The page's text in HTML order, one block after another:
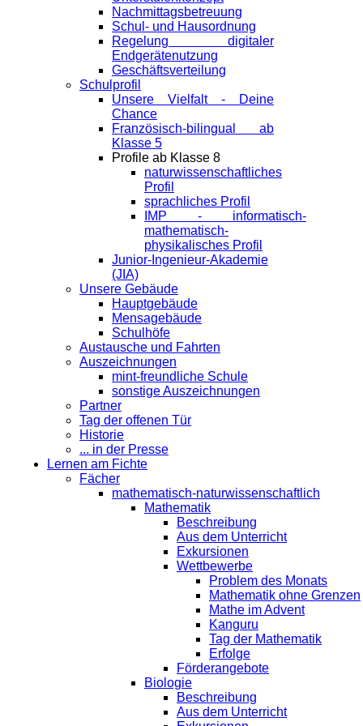
Nachmittagsbetreuung
Schul- und Hausordnung
Regelung digitaler
Endgeräte­nutzung
Geschäftsverteilung
Schulprofil
Unsere Vielfalt - Deine
Chance
Französisch-bilingual ab
Klasse 5
Profile ab Klasse 8
naturwissenschaftliches
Profil
sprachliches Profil
IMP - informatisch-
mathematisch-
physikalisches Profil
Junior-Ingenieur-Akademie
(JIA)
Unsere Gebäude
Hauptgebäude
Mensagebäude
Schulhöfe
Austausche und Fahrten
Auszeichnungen
mint-freundliche Schule
sonstige Auszeichnungen
Partner
Tag der offenen Tür
Historie
... in der Presse
Lernen am Fichte
Fächer
mathematisch-naturwissenschaftlich
Mathematik
Beschreibung
Aus dem Unterricht
Exkursionen
Wettbewerbe
Problem des Monats
Mathematik ohne Grenzen
Mathe im Advent
Kanguru
Tag der Mathematik
Erfolge
Förderangebote
Biologie
Beschreibung
Aus dem Unterricht